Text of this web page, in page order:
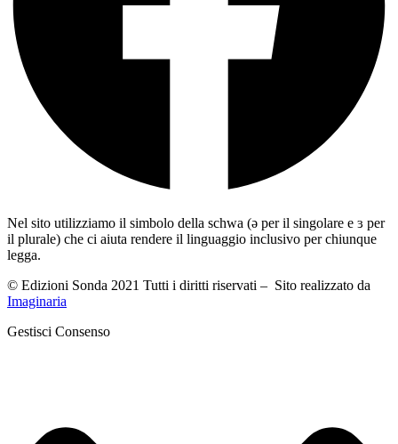
Nel sito utilizziamo il simbolo della schwa (ə per il singolare e ɜ per
il plurale) che ci aiuta rendere il linguaggio inclusivo per chiunque
legga.
© Edizioni Sonda 2021 Tutti i diritti riservati – Sito realizzato da
Imaginaria
Gestisci Consenso